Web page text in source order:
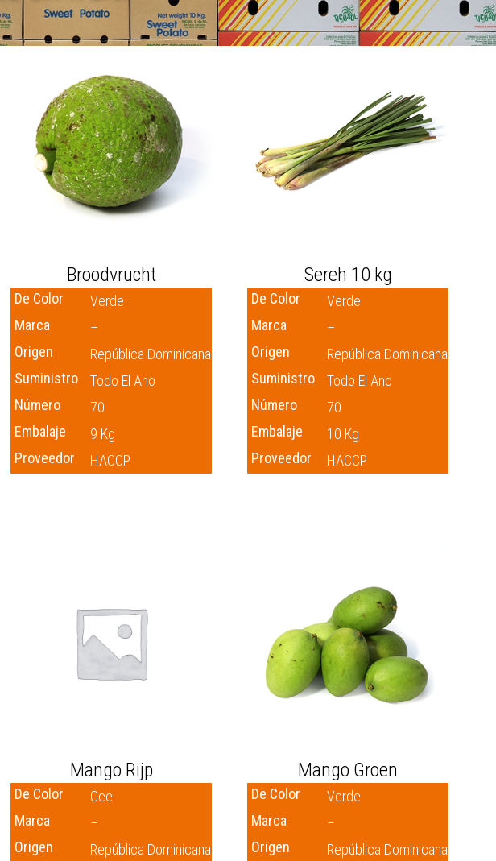
Broodvrucht
De Color
Verde
Marca
–
Origen
República Dominicana
Suministro
Todo El Ano
Número
70
Embalaje
9 Kg
Proveedor
HACCP
Sereh 10 kg
De Color
Verde
Marca
–
Origen
República Dominicana
Suministro
Todo El Ano
Número
70
Embalaje
10 Kg
Proveedor
HACCP
Mango Rijp
De Color
Geel
Marca
–
Origen
República Dominicana
Mango Groen
De Color
Verde
Marca
–
Origen
República Dominicana